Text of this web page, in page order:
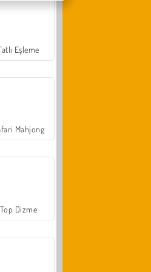
Eşleme
Mahjong
Top Dizme